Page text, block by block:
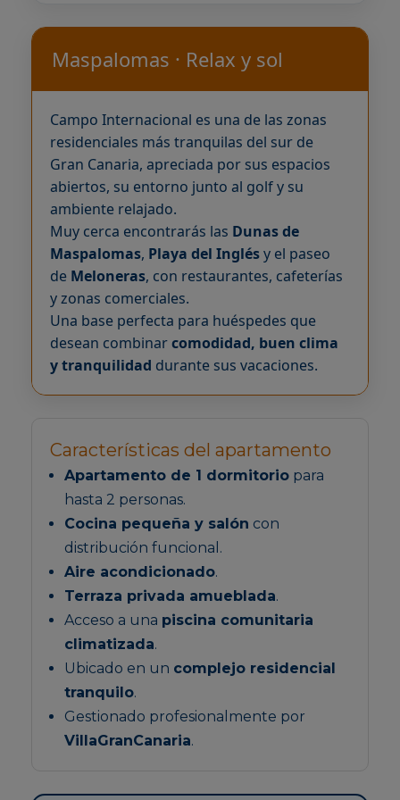
Maspalomas · Relax y sol
Campo Internacional es una de las zonas
residenciales más tranquilas del sur de
Gran Canaria, apreciada por sus espacios
abiertos, su entorno junto al golf y su
ambiente relajado.
Muy cerca encontrarás las Dunas de
Maspalomas, Playa del Inglésy el paseo
de Meloneras, con restaurantes, cafeterías
y zonas comerciales.
Una base perfecta para huéspedes que
desean combinarcomodidad, buen clima
y tranquilidad durante sus vacaciones.
Características del apartamento
Apartamento de 1 dormitorio para
hasta 2 personas.
Cocina pequeña y salón con
distribución funcional.
Aire acondicionado.
Terraza privada amueblada.
Acceso a una piscina comunitaria
climatizada.
Ubicado en un complejo residencial
tranquilo.
Gestionado profesionalmente por
VillaGranCanaria.